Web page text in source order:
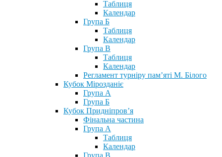
Таблиця
Календар
Група Б
Таблиця
Календар
Група В
Таблиця
Календар
Регламент турніру пам’яті М. Білого
Кубок Мірозданіє
Група А
Група Б
Кубок Придніпров’я
Фінальна частина
Група А
Таблиця
Календар
Група В